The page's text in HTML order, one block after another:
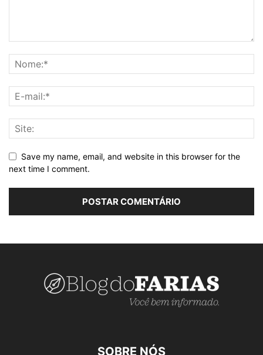
Save my name, email, and website in this browser for the
next time I comment.
SOBRE NÓS